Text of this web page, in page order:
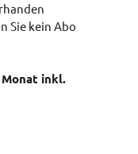
Sie kein Abo
inkl.